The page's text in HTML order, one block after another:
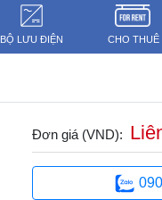
BỘ LƯU ĐIỆN CHO THUÊ
Đơn giá (VND):